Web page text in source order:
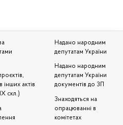
інших актів
скл.)
Надано народним
депутатам України
Надано народним
депутатам України
документів до ЗП
Знаходяться на
опрацюванні в
комітетах